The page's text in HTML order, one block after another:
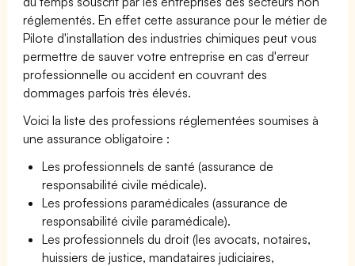
réglementés. En effet cette assurance pour le métier de
Pilote d'installation des industries chimiques peut vous
permettre de sauver votre entreprise en cas d'erreur
professionnelle ou accident en couvrant des
dommages parfois très élevés.
Voici la liste des professions réglementées soumises à
une assurance obligatoire :
Les professionnels de santé (assurance de
responsabilité civile médicale).
Les professions paramédicales (assurance de
responsabilité civile paramédicale).
Les professionnels du droit (les avocats, notaires,
huissiers de justice, mandataires judiciaires,